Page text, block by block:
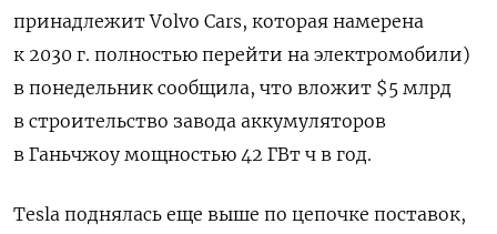
принадлежитVolvo Cars, которая намерена
к 2030 г. полностью перейти на электромобили)
в понедельник сообщила, что вложит $5 млрд
в строительство завода аккумуляторов
в Ганьчжоу мощностью 42 ГВт ч в год.
Tesla поднялась еще выше по цепочке поставок,